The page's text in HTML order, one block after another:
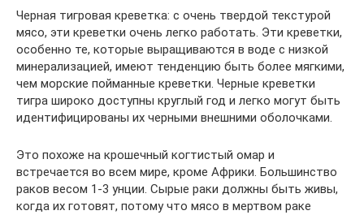
Черная тигровая креветка: с очень твердой текстурой
мясо, эти креветки очень легко работать. Эти креветки,
особенно те, которые выращиваются в воде с низкой
минерализацией, имеют тенденцию быть более мягкими,
чем морские пойманные креветки. Черные креветки
тигра широко доступны круглый год и легко могут быть
идентифицированы их черными внешними оболочками.
Это похоже на крошечный когтистый омар и
встречается во всем мире, кроме Африки. Большинство
раков весом 1-3 унции. Сырые раки должны быть живы,
когда их готовят, потому что мясо в мертвом раке